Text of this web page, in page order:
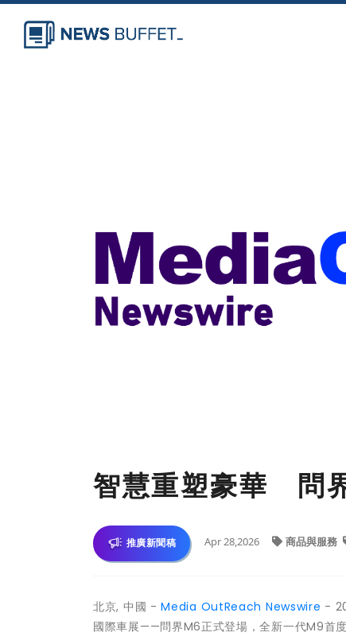
智慧重塑豪華 問
推廣新聞稿 Apr 28,2026 商品與服務
北京, 中國 -Media OutReach Newswire -
國際車展——問界M6正式登場，全新一代M9首